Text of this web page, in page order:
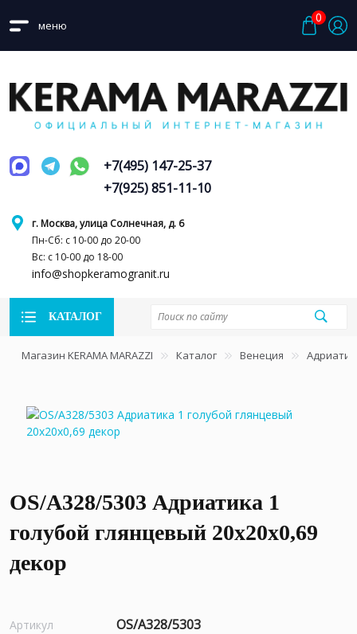
меню
0
г. Москва, улица Солнечная, д. 6
Пн-Сб: с 10-00 до 20-00
Вс: с 10-00 до 18-00
info@shopkeramogranit.ru
+7(495) 147-25-37
+7(925) 851-11-10
КАТАЛОГ
Магазин KERAMA MARAZZI Каталог Венеция
OS/A328/5303 Адриатика 1
голубой глянцевый 20x20x0,69
декор
Артикул OS/A328/5303